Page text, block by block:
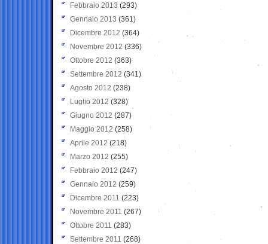
Febbraio 2013 (293)
Gennaio 2013 (361)
Dicembre 2012 (364)
Novembre 2012 (336)
Ottobre 2012 (363)
Settembre 2012 (341)
Agosto 2012 (238)
Luglio 2012 (328)
Giugno 2012 (287)
Maggio 2012 (258)
Aprile 2012 (218)
Marzo 2012 (255)
Febbraio 2012 (247)
Gennaio 2012 (259)
Dicembre 2011 (223)
Novembre 2011 (267)
Ottobre 2011 (283)
Settembre 2011 (268)